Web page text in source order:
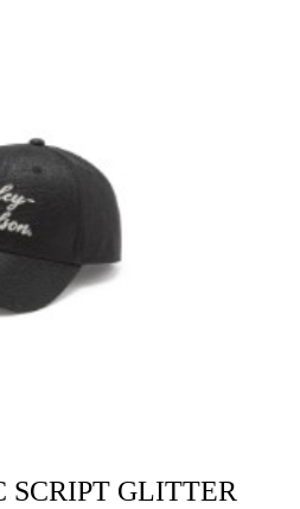
SCRIPT GLITTER